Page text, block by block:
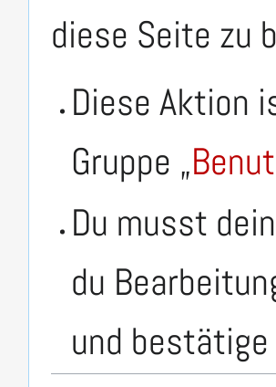
diese Seite zu
Diese Aktion
Gruppe „
Du musst
du
und